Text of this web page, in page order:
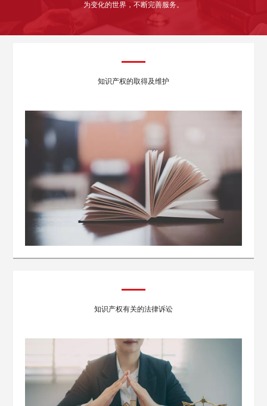
为变化的世界，不断完善服务。
知识产权的取得及维护
知识产权有关的法律诉讼